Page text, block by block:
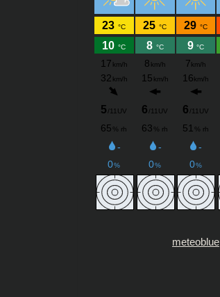
meteoblue